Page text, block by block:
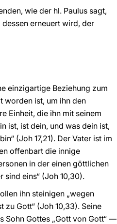
wie der hl. Paulus sagt,
erneuert wird, der
einzigartige Beziehung zum
worden ist, um ihn den
Einheit, die ihn mit seinem
ist, ist dein, und was dein ist,
(Joh 17,21). Der Vater ist im
offenbart die innige
in der einen göttlichen
sind eins“ (Joh 10,30).
ihn steinigen „wegen
Gott“ (Joh 10,33). Seine
Sohn Gottes „Gott von Gott“ —